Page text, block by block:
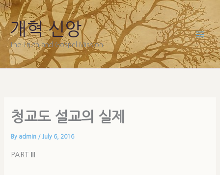
Skip
to
content
개혁 신앙
The Truth and Gospel Mission
청교도 설교의 실제
By admin / July 6, 2016
PART Ⅲ